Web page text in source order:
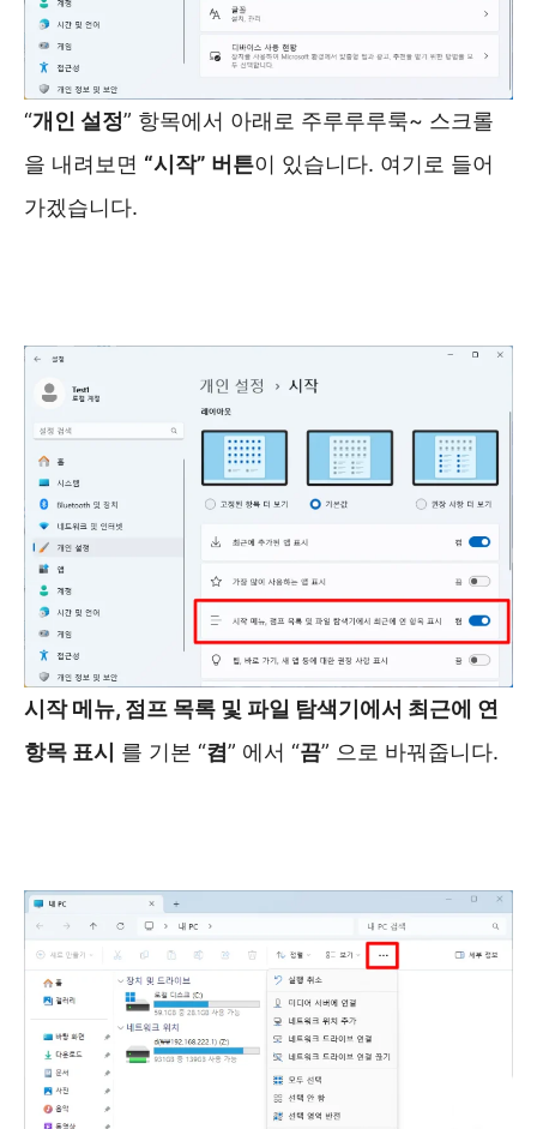
“개인 설정” 항목에서 아래로 주루루루룩~ 스크롤
을 내려보면 “시작” 버튼이 있습니다. 여기로 들어
가겠습니다.
시작 메뉴, 점프 목록 및 파일 탐색기에서 최근에 연
항목 표시 를 기본 “켬” 에서 “끔” 으로 바꿔줍니다.